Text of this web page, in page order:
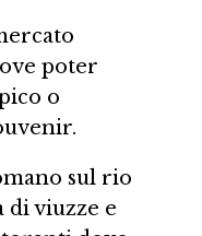
poter
o
sul rio
viuzze e